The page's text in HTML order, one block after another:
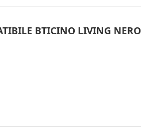
BTICINO LIVING NERO